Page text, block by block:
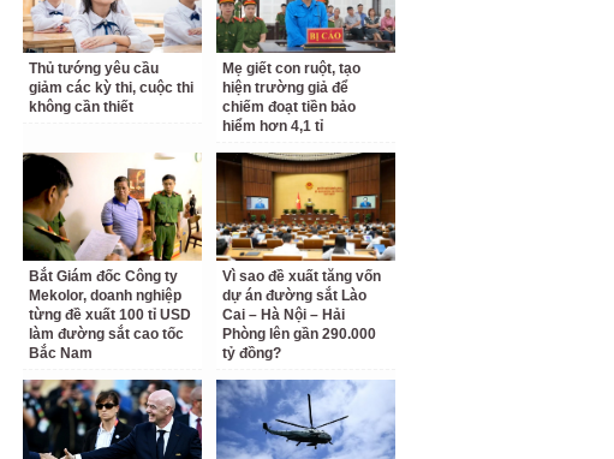
Thủ tướng yêu cầu
giảm các kỳ thi, cuộc thi
không cần thiết
Mẹ giết con ruột, tạo
hiện trường giả để
chiếm đoạt tiền bảo
hiểm hơn 4,1 tỉ
Bắt Giám đốc Công ty
Mekolor, doanh nghiệp
từng đề xuất 100 tỉ USD
làm đường sắt cao tốc
Bắc Nam
Vì sao đề xuất tăng vốn
dự án đường sắt Lào
Cai – Hà Nội – Hải
Phòng lên gần 290.000
tỷ đồng?